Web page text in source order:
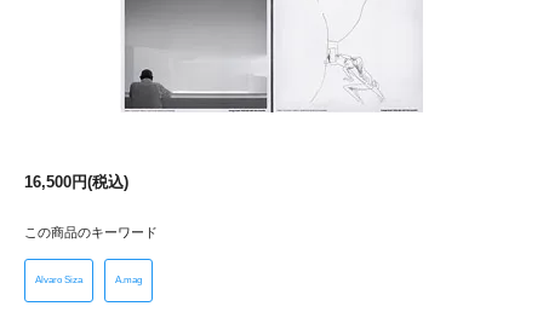
16,500円(税込)
この商品のキーワード
Alvaro Siza A.mag